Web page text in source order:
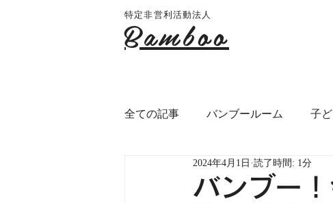
特定非営利活動法人
Bamboo
全ての記事 バンブールーム 子
千葉市アフタースクール フリー
バンブー
2024年4月1日 読了時間: 1分